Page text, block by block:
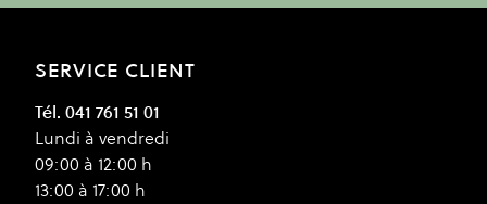
SERVICE CLIENT
Tél. 041 761 51 01
Lundi à vendredi
09:00 à 12:00 h
13:00 à 17:00 h